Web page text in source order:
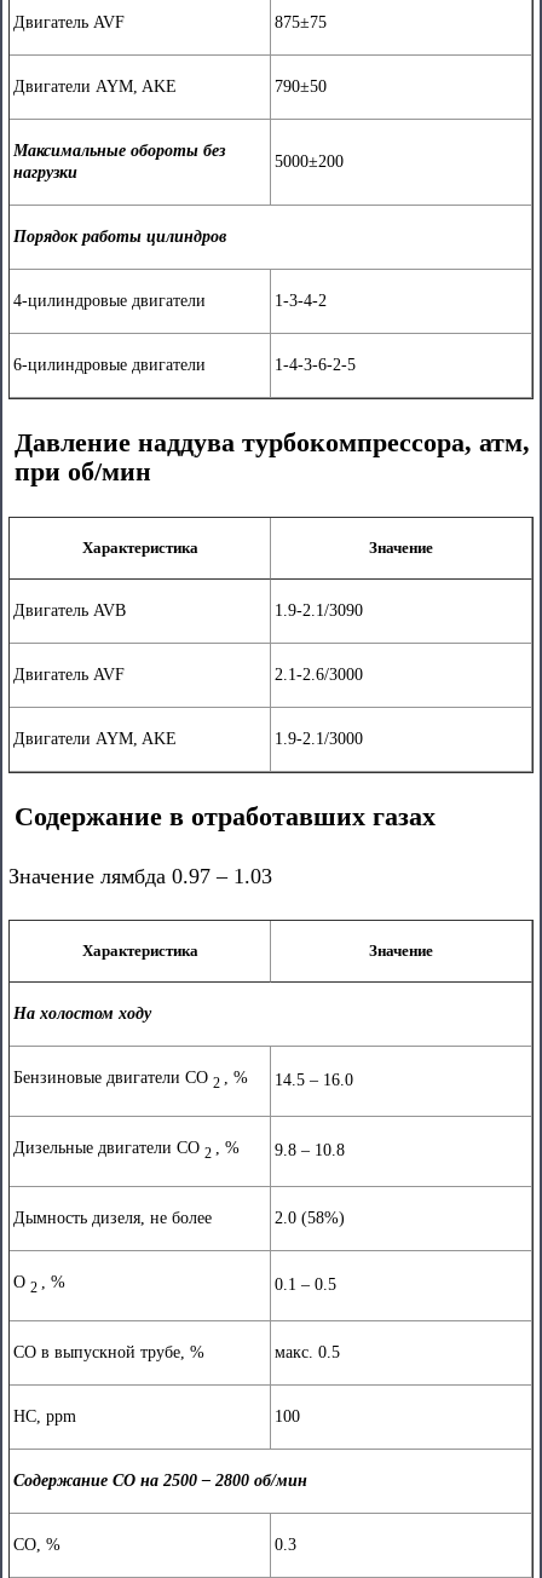
Двигатель AVF 875±75
Двигатели AYM, AKE 790±50
Максимальные обороты без
нагрузки
5000±200
Порядок работы цилиндров
4-цилиндровые двигатели 1-3-4-2
6-цилиндровые двигатели 1-4-3-6-2-5
Давление наддува турбокомпрессора, атм,
при об/мин
Характеристика Значение
Двигатель AVB 1.9-2.1/3090
Двигатель AVF 2.1-2.6/3000
Двигатели AYM, AKE 1.9-2.1/3000
Содержание в отработавших газах
Значение лямбда 0.97 – 1.03
Характеристика Значение
На холостом ходу
Бензиновые двигатели CO 2 , % 14.5 – 16.0
Дизельные двигатели CO 2 , % 9.8 – 10.8
Дымность дизеля, не более 2.0 (58%)
O 2 , % 0.1 – 0.5
СО в выпускной трубе, % макс. 0.5
НС, ppm 100
Содержание CO на 2500 – 2800 об/мин
СО, % 0.3